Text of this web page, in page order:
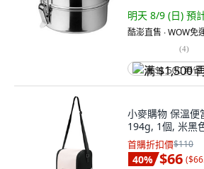
明天 8/9 (日) 預
酷澎直售 ∙ WOW免
(4)
满 $1,500 再省
小麥購物 保溫便
194g, 1個, 米黑
首購折扣價$110
40% $66 (